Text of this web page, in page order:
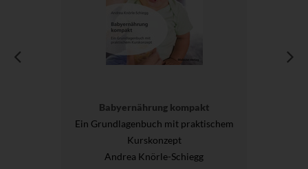
Babyernährung kompakt
Ein Grundlagenbuch mit praktischem
Kurskonzept
Andrea Knörle-Schiegg